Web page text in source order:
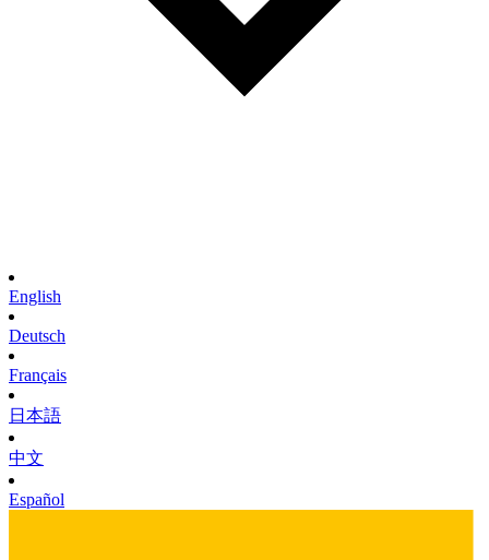
English
Deutsch
Français
日本語
中文
Español